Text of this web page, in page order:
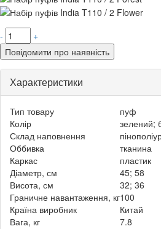
-
+
Повідомити про наявність
Характеристики
Тип товару
пуф
Колір
зелений;
Склад наповнення
Оббивка
тканина
Каркас
пластик
Діаметр, см
45; 58
Висота, см
32; 36
Граничне навантаження, кг100
Країна виробник
Китай
Вага, кг
7.8